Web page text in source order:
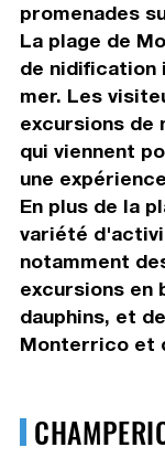
promenades
La plage de
de nidification
mer. Les
excursions de
qui viennent
une
En plus de la
variété
notamment
excursions en
dauphins, et
Monterrico et